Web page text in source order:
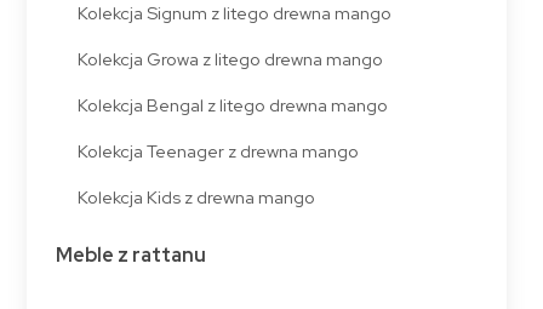
Kolekcja Signum z litego drewna mango
Kolekcja Growa z litego drewna mango
Kolekcja Bengal z litego drewna mango
Kolekcja Teenager z drewna mango
Kolekcja Kids z drewna mango
Meble z rattanu